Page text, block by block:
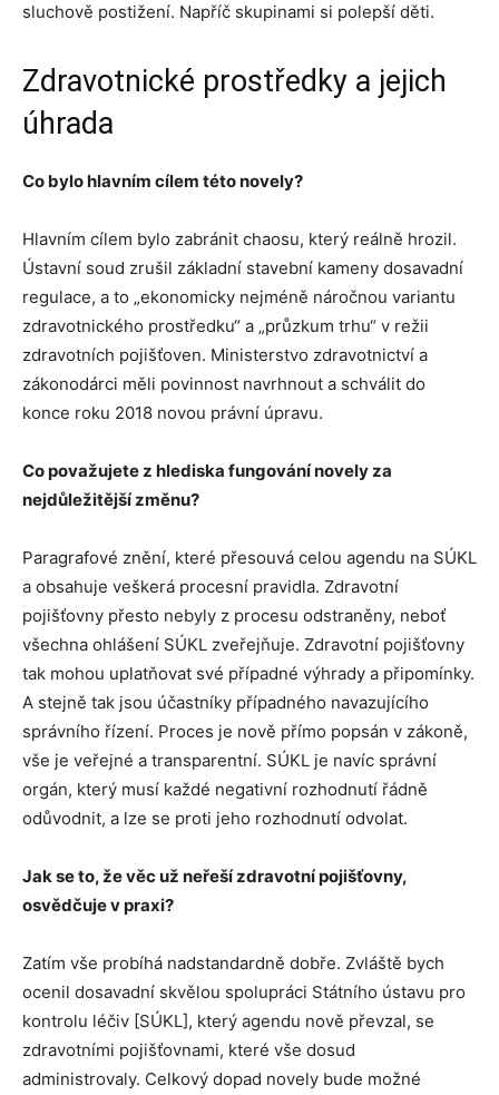
sluchově postižení. Napříč skupinami si polepší děti.
Zdravotnické prostředky a jejich
úhrada
Co bylo hlavním cílem této novely?
Hlavním cílem bylo zabránit chaosu, který reálně hrozil.
Ústavní soud zrušil základní stavební kameny dosavadní
regulace, a to „ekonomicky nejméně náročnou variantu
zdravotnického prostředku“ a „průzkum trhu“ v režii
zdravotních pojišťoven. Ministerstvo zdravotnictví a
zákonodárci měli povinnost navrhnout a schválit do
konce roku 2018 novou právní úpravu.
Co považujete z hlediska fungování novely za
nejdůležitější změnu?
Paragrafové znění, které přesouvá celou agendu na SÚKL
a obsahuje veškerá procesní pravidla. Zdravotní
pojišťovny přesto nebyly z procesu odstraněny, neboť
všechna ohlášení SÚKL zveřejňuje. Zdravotní pojišťovny
tak mohou uplatňovat své případné výhrady a připomínky.
A stejně tak jsou účastníky případného navazujícího
správního řízení. Proces je nově přímo popsán v zákoně,
vše je veřejné a transparentní. SÚKL je navíc správní
orgán, který musí každé negativní rozhodnutí řádně
odůvodnit, a lze se proti jeho rozhodnutí odvolat.
Jak se to, že věc už neřeší zdravotní pojišťovny,
osvědčuje v praxi?
Zatím vše probíhá nadstandardně dobře. Zvláště bych
ocenil dosavadní skvělou spolupráci Státního ústavu pro
kontrolu léčiv [SÚKL], který agendu nově převzal, se
zdravotními pojišťovnami, které vše dosud
administrovaly. Celkový dopad novely bude možné